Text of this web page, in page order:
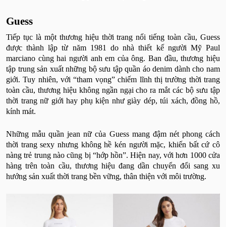
Guess
Tiếp tục là một thương hiệu thời trang nổi tiếng toàn cầu, Guess
được thành lập từ năm 1981 do nhà thiết kế người Mỹ Paul
marciano cùng hai người anh em của ông. Ban đầu, thương hiệu
tập trung sản xuất những bộ sưu tập quần áo denim dành cho nam
giới. Tuy nhiên, với “tham vọng” chiếm lĩnh thị trường thời trang
toàn cầu, thương hiệu không ngần ngại cho ra mắt các bộ sưu tập
thời trang nữ giới hay phụ kiện như giày dép, túi xách, đồng hồ,
kính mát.
Những mẫu quần jean nữ của Guess mang đậm nét phong cách
thời trang sexy nhưng không hề kén người mặc, khiến bất cứ cô
nàng trẻ trung nào cũng bị “hớp hồn”. Hiện nay, với hơn 1000 cửa
hàng trên toàn cầu, thương hiệu đang dần chuyển đổi sang xu
hướng sản xuất thời trang bền vững, thân thiện với môi trường.